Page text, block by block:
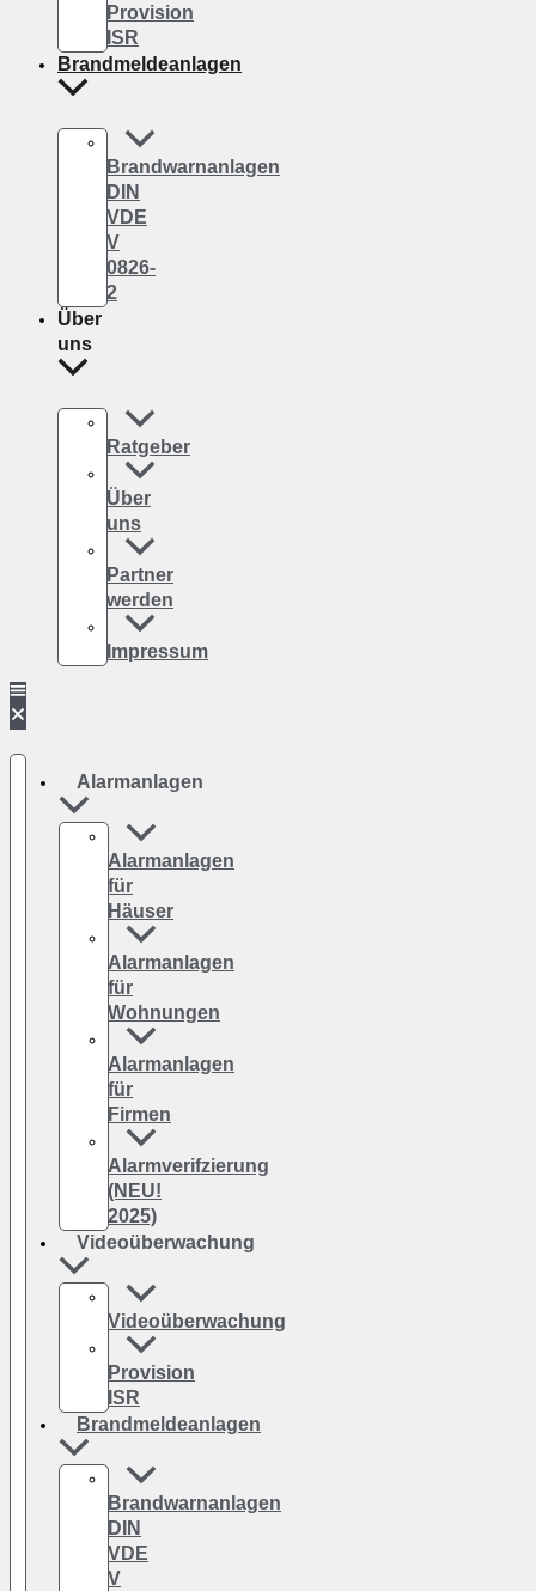
Provision
ISR
Brandmeldeanlagen
Brandwarnanlagen
DIN
VDE
V
0826-
2
Über
uns
Ratgeber
Über
uns
Partner
werden
Impressum
Alarmanlagen
Alarmanlagen
für
Häuser
Alarmanlagen
für
Wohnungen
Alarmanlagen
für
Firmen
Alarmverifzierung
(NEU!
2025)
Videoüberwachung
Videoüberwachung
Provision
ISR
Brandmeldeanlagen
Brandwarnanlagen
DIN
VDE
V